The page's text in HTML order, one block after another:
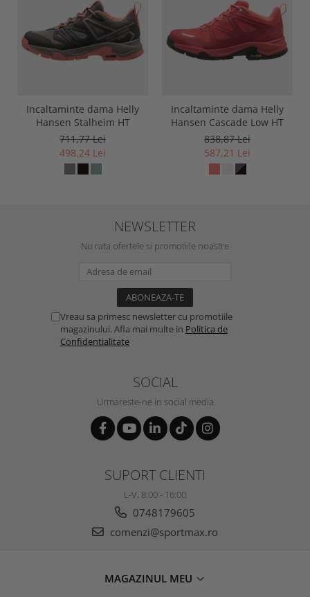
Incaltaminte dama Helly
Hansen Stalheim HT
711,77 Lei
498,24 Lei
Incaltaminte dama Helly
Hansen Cascade Low HT
838,87 Lei
587,21 Lei
NEWSLETTER
Nu rata ofertele si promotiile noastre
Vreau sa primesc newsletter cu promotiile
magazinului. Afla mai multe in Politica de
Confidentialitate
SOCIAL
Urmareste-ne in social media
SUPORT CLIENTI
L-V, 8:00 - 16:00
0748179605
comenzi@sportmax.ro
MAGAZINUL MEU